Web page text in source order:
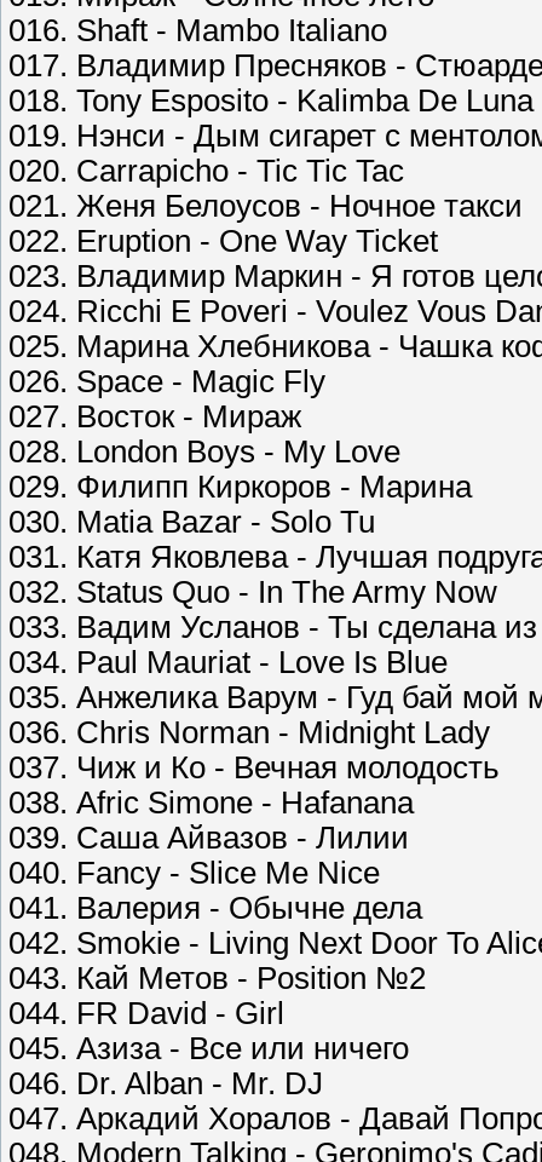
016. Shaft - Mambo Italiano
017. Владимир Пресняков -
018. Tony Esposito - Kalimba De Luna
019. Нэнси - Дым сигарет с
020. Carrapicho - Tic Tic Tac
021. Женя Белоусов - Ночное такси
022. Eruption - One Way Ticket
023. Владимир Маркин - Я готов
024. Ricchi E Poveri - Voulez Vous
025. Марина Хлебникова - Чашка
026. Space - Magic Fly
027. Восток - Мираж
028. London Boys - My Love
029. Филипп Киркоров - Марина
030. Matia Bazar - Solo Tu
031. Катя Яковлева - Лучшая
032. Status Quo - In The Army Now
033. Вадим Усланов - Ты сделана из
034. Paul Mauriat - Love Is Blue
035. Анжелика Варум - Гуд бай мой
036. Chris Norman - Midnight Lady
037. Чиж и Ко - Вечная молодость
038. Afric Simone - Hafanana
039. Саша Айвазов - Лилии
040. Fancy - Slice Me Nice
041. Валерия - Обычне дела
042. Smokie - Living Next Door To
043. Кай Метов - Position №2
044. FR David - Girl
045. Азиза - Все или ничего
046. Dr. Alban - Mr. DJ
047. Аркадий Хоралов - Давай
048. Modern Talking - Geronimo's